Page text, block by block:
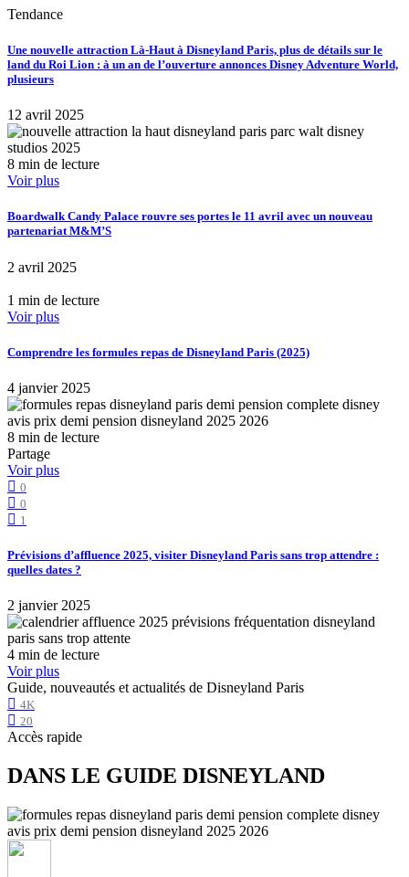
Tendance
Une nouvelle attraction Là-Haut à Disneyland Paris, plus de détails sur le
land du Roi Lion : à un an de l’ouverture annonces Disney Adventure World,
plusieurs
12 avril 2025
8 min de lecture
Voir plus
Boardwalk Candy Palace rouvre ses portes le 11 avril avec un nouveau
partenariat M&M’S
2 avril 2025
1 min de lecture
Voir plus
Comprendre les formules repas de Disneyland Paris (2025)
4 janvier 2025
8 min de lecture
Partage
Voir plus
0
0
1
Prévisions d’affluence 2025, visiter Disneyland Paris sans trop attendre :
quelles dates ?
2 janvier 2025
4 min de lecture
Voir plus
Guide, nouveautés et actualités de Disneyland Paris
4K
20
Accès rapide
DANS LE GUIDE DISNEYLAND